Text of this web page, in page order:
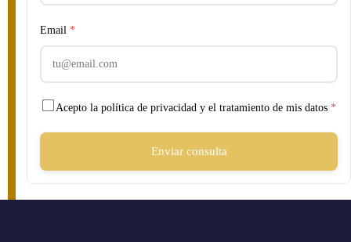
Email *
Acepto la política de privacidad y el tratamiento de mis datos *
Enviar consulta